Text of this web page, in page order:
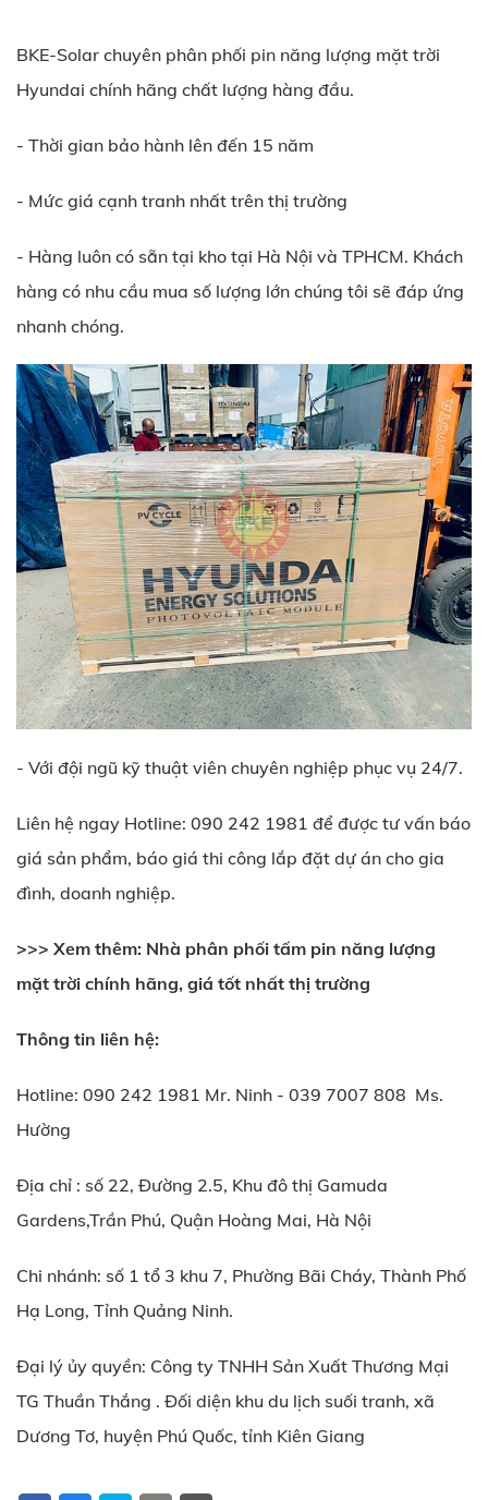
BKE-Solar chuyên phân phối pin năng lượng mặt trời
Hyundai chính hãng chất lượng hàng đầu.
- Thời gian bảo hành lên đến 15 năm
- Mức giá cạnh tranh nhất trên thị trường
- Hàng luôn có sẵn tại kho tại Hà Nội và TPHCM. Khách
hàng có nhu cầu mua số lượng lớn chúng tôi sẽ đáp ứng
nhanh chóng.
- Với đội ngũ kỹ thuật viên chuyên nghiệp phục vụ 24/7.
Liên hệ ngay Hotline: 090 242 1981 để được tư vấn báo
giá sản phẩm, báo giá thi công lắp đặt dự án cho gia
đình, doanh nghiệp.
>>> Xem thêm: Nhà phân phối tấm pin năng lượng
mặt trời chính hãng, giá tốt nhất thị trường
Thông tin liên hệ:
Hotline: 090 242 1981 Mr. Ninh - 039 7007 808 Ms.
Hường
Địa chỉ : số 22, Đường 2.5, Khu đô thị Gamuda
Gardens,Trần Phú, Quận Hoàng Mai, Hà Nội
Chi nhánh: số 1 tổ 3 khu 7, Phường Bãi Cháy, Thành Phố
Hạ Long, Tỉnh Quảng Ninh.
Đại lý ủy quyền: Công ty TNHH Sản Xuất Thương Mại
TG Thuần Thắng . Đối diện khu du lịch suối tranh, xã
Dương Tơ, huyện Phú Quốc, tỉnh Kiên Giang